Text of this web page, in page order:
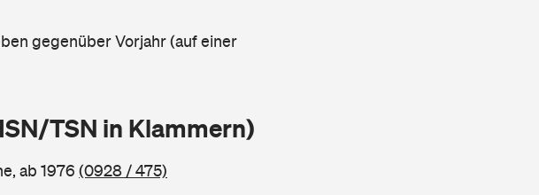
gegenüber Vorjahr (auf einer
TSN in Klammern)
ab 1976 (0928 / 475)